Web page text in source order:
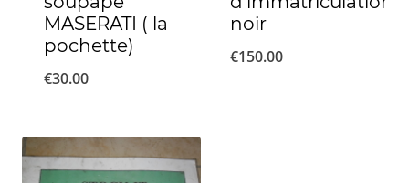
MASERATI ( la
pochette)
€30.00
noir
€150.00